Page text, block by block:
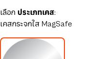
เลือก ประเภทเคส:
เคสกระจกใส MagSafe